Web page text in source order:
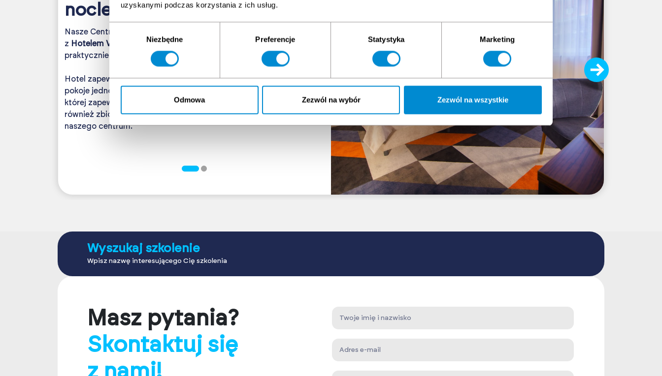
uzyskanymi podczas korzystania z ich usług.
Niezbędne Preferencje Statystyka Marketing
Odmowa Zezwól na wybór Zezwól na wszystkie
noclegową
Nasze Centrum szkoleniowe zlokalizowane jest w Szczecinie i razem
z Hotelem Vulcan
tworzy kompleks mogący zaproponować
praktycznie nieograniczone możliwości współpracy.
Hotel zapewnia110 miejsc noclegowychw wysokim standardzie -
pokoje jedno i dwuosobowe. W hotelu znajduje się restauracja, w
której zapewniamy śniadania, obiady oraz kolacje. Organizujemy
również zbiorowy transport z lotniska w Berlinie i Goleniowa do
naszego centrum.
Wyszukaj szkolenie
Wpisz nazwę interesującego Cię szkolenia
Masz pytania?
Skontaktuj się